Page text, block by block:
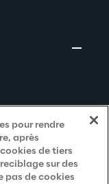
pour rendre
après
de tiers
sur des
pas de cookies